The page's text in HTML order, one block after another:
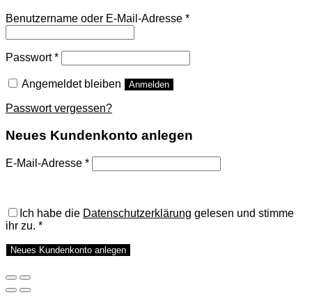
Benutzername oder E-Mail-Adresse *
Passwort*
Angemeldet bleiben Anmelden
Passwort vergessen?
Neues Kundenkonto anlegen
E-Mail-Adresse *
Ich habe die Datenschutzerklärung gelesen und stimme
ihr zu. *
Neues Kundenkonto anlegen